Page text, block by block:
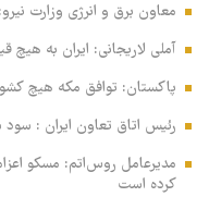
معاون برق و انرژی وزارت نیرو: خاموشی‌ها تا ۲
آملی‌ لاریجانی: ایران به هیچ
پاکستان: توافق مکه هیچ
رئیس اتاق تعاون ایران :
مدیرعامل روس‌اتم: مسکو
کرده‌ است